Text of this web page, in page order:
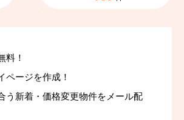
料！
ページを作成！
う新着・価格変更物件をメール配